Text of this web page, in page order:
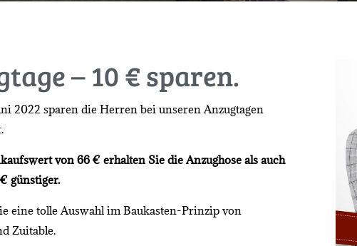
– 10 € sparen.
2022 sparen die Herren bei unseren Anzugtagen
von 66 € erhalten Sie die Anzughose als auch
günstiger.
eine tolle Auswahl im Baukasten-Prinzip von
Zuitable.